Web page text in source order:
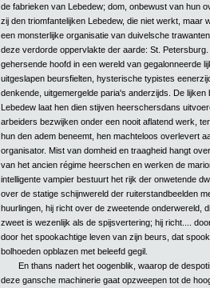
de fabrieken van Lebedew; dom, onbewust van hun
zij den triomfantelijken Lebedew, die niet werkt, maar
een monsterlijke organisatie van duivelsche
deze verdorde oppervlakte der aarde: St.
gehersende hoofd in een wereld van gegalonneerde
uitgeslapen beursfielten, hysterische typistes
denkende, uitgemergelde paria's anderzijds. De
Lebedew laat hen dien stijven heerschersdans
arbeiders bezwijken onder een nooit aflatend werk,
hun den adem beneemt, hen machteloos overlevert
organisator. Mist van domheid en traagheid hangt
van het ancien régime heerschen en werken de
intelligente vampier bestuurt het rijk der onwetende
over de statige schijnwereld der ruiterstandbeelden
huurlingen, hij richt over de zweetende onderwereld,
zweet is wezenlijk als de spijsvertering; hij richt....
door het spookachtige leven van zijn beurs, dat
bolhoeden opblazen met beleefd gegil.
En thans nadert het oogenblik, waarop de
deze gansche machinerie gaat opzweepen tot de